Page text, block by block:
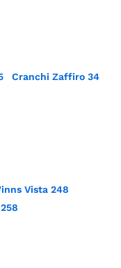
Cranchi Zaffiro 34
Vista 248